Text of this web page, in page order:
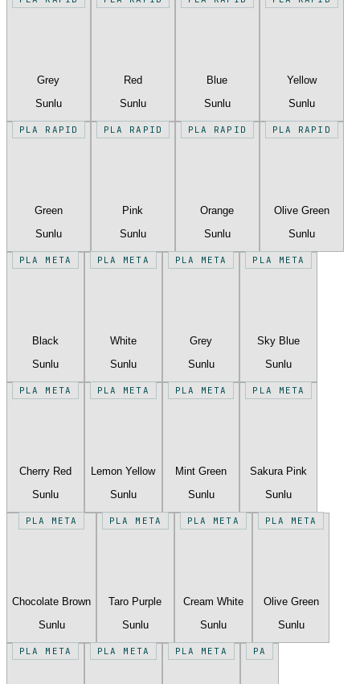
Grey
Sunlu
Red
Sunlu
Blue
Sunlu
Yellow
Sunlu
PLA RAPID
Green
Sunlu
PLA RAPID
Pink
Sunlu
PLA RAPID
Orange
Sunlu
PLA RAPID
Olive Green
Sunlu
PLA META
Black
Sunlu
PLA META
White
Sunlu
PLA META
Grey
Sunlu
PLA META
Sky Blue
Sunlu
PLA META
Cherry Red
Sunlu
PLA META
Lemon Yellow
Sunlu
PLA META
Mint Green
Sunlu
PLA META
Sakura Pink
Sunlu
PLA META
Chocolate Brown
Sunlu
PLA META
Taro Purple
Sunlu
PLA META
Cream White
Sunlu
PLA META
Olive Green
Sunlu
PLA META PLA META PLA META PA